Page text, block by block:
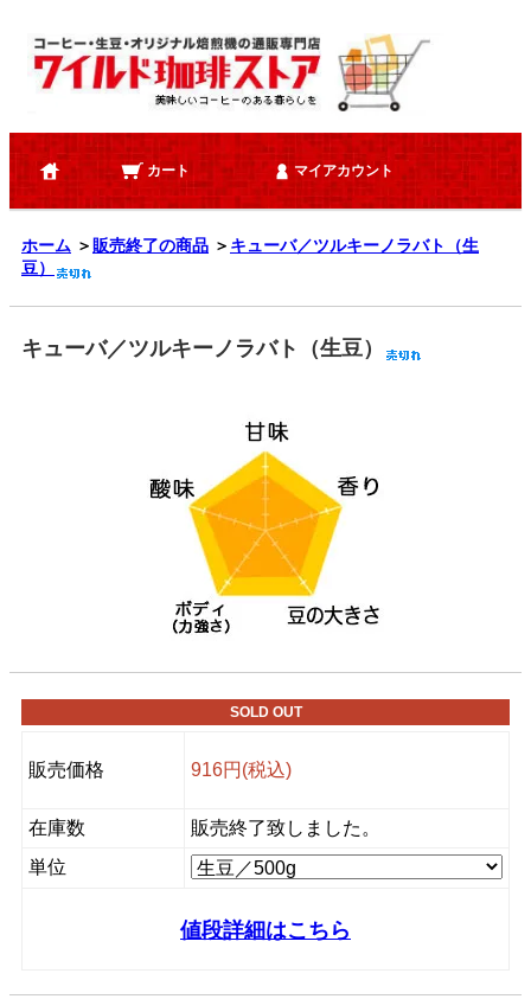
カート マイアカウント
ホーム ＞販売終了の商品 ＞ キューバ／ツルキーノラバト（生
豆）
キューバ／ツルキーノラバト（生豆）
SOLD OUT
販売価格 916円(税込)
在庫数
販売終了致しました。
単位
値段詳細はこちら